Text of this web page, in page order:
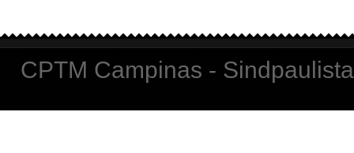
CPTM Campinas - Sindpaulista